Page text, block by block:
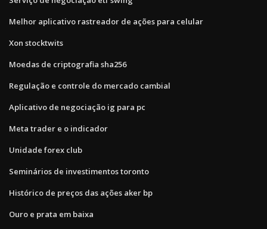
Melhor aplicativo rastreador de ações para celular
Xon stocktwits
Moedas de criptografia sha256
Regulação e controle do mercado cambial
Aplicativo de negociação ig para pc
Meta trader e o indicador
Unidade forex club
Seminários de investimentos toronto
Histórico de preços das ações aker bp
Ouro e prata em baixa